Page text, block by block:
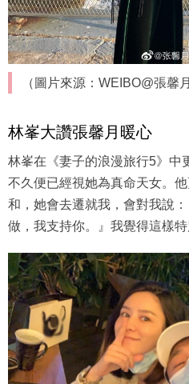
（圖片來源：WEIBO@張馨
林峯大讚張馨月暖心
林峯在《妻子的浪漫旅行5》中
不久便已經視她為真命天女。
和，她會去遷就我，會對我說
做，我支持你。』我覺得這樣特